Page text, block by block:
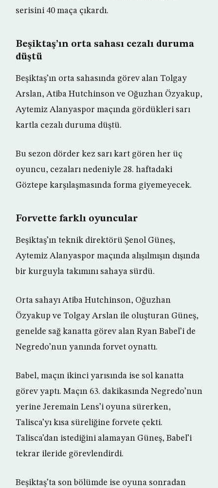
serisini 40 maça çıkardı.
Beşiktaş’ın orta sahası cezalı duruma
düştü
Beşiktaş’ın orta sahasında görev alan Tolgay
Arslan, Atiba Hutchinson ve Oğuzhan Özyakup,
Aytemiz Alanyaspor maçında gördükleri sarı
kartla cezalı duruma düştü.
Bu sezon dörder kez sarı kart gören her üç
oyuncu, cezaları nedeniyle 28. haftadaki
Göztepe karşılaşmasında forma giyemeyecek.
Forvette farklı oyuncular
Beşiktaş’ın teknik direktörü Şenol Güneş,
Aytemiz Alanyaspor maçında alışılmışın dışında
bir kurguyla takımını sahaya sürdü.
Orta sahayı Atiba Hutchinson, Oğuzhan
Özyakup ve Tolgay Arslan ile oluşturan Güneş,
genelde sağ kanatta görev alan Ryan Babel’i de
Negredo’nun yanında forvet oynattı.
Babel, maçın ikinci yarısında ise sol kanatta
görev yaptı. Maçın 63. dakikasında Negredo’nun
yerine Jeremain Lens’i oyuna sürerken,
Talisca’yı kısa süreliğine forvete çekti.
Talisca’dan istediğini alamayan Güneş, Babel’i
tekrar ileride görevlendirdi.
Beşiktaş’ta son bölümde ise oyuna sonradan